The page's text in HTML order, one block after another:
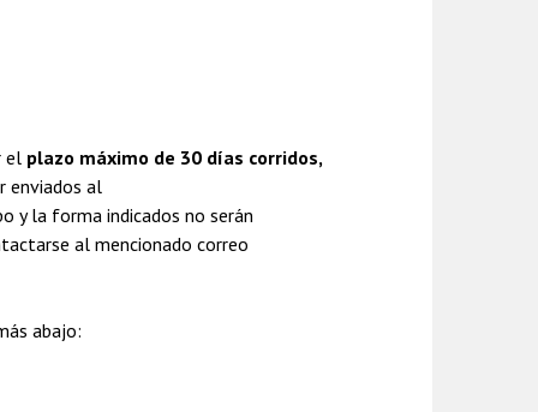
el plazo máximo de 30 días corridos,
enviados al
y la forma indicados no serán
al mencionado correo
abajo: